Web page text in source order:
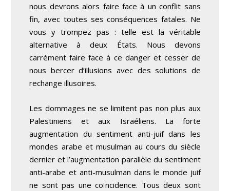
nous devrons alors faire face à un conflit sans
fin, avec toutes ses conséquences fatales. Ne
vous y trompez pas : telle est la véritable
alternative à deux États. Nous devons
carrément faire face à ce danger et cesser de
nous bercer d’illusions avec des solutions de
rechange illusoires.
Les dommages ne se limitent pas non plus aux
Palestiniens et aux Israéliens. La forte
augmentation du sentiment anti-juif dans les
mondes arabe et musulman au cours du siècle
dernier et l’augmentation parallèle du sentiment
anti-arabe et anti-musulman dans le monde juif
ne sont pas une coïncidence. Tous deux sont